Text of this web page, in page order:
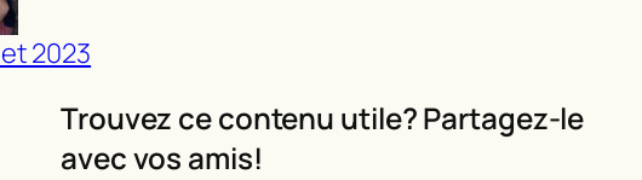
2023
Trouvez ce contenu utile? Partagez-le
avec vos amis!